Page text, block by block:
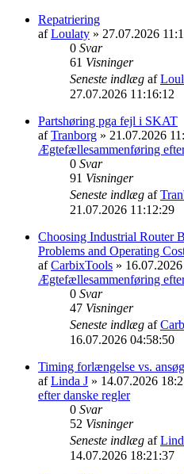
Repatriering
afLoulaty » 27.07.2026
0 Svar
61 Visninger
Seneste indlæg af
27.07.2026 11:16:12
Partshøring pga fejl i SKAT
afTranborg » 21.07.2026
Ægtefællesammenføring
0 Svar
91 Visninger
Seneste indlæg af
21.07.2026 11:12:29
Choosing Industrial Router
Problems and Operating
afCarbixTools »
Ægtefællesammenføring
0 Svar
47 Visninger
Seneste indlæg af
16.07.2026 04:58:50
Timing forlængelse vs.
afLinda J » 14.07.2026
efter danske regler
0 Svar
52 Visninger
Seneste indlæg af
14.07.2026 18:21:37